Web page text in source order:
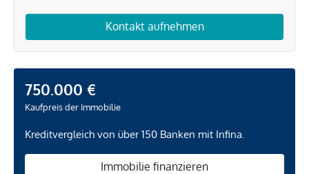
Kontakt aufnehmen
750.000 €
Kaufpreis der Immobilie
Kreditvergleich von über 150 Banken mit Infina.
Immobilie finanzieren